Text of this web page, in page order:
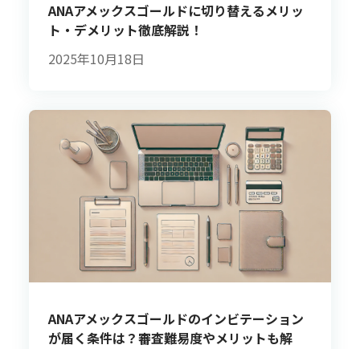
ANAアメックスゴールドに切り替えるメリッ
ト・デメリット徹底解説！
2025年10月18日
ANAアメックスゴールドのインビテーション
が届く条件は？審査難易度やメリットも解